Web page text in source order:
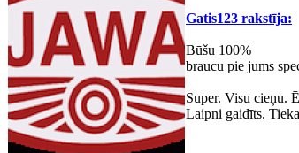
Gatis123 rakstīja:
Būšu 100%
braucu pie jums
Super. Visu cieņu.
Laipni gaidīts.